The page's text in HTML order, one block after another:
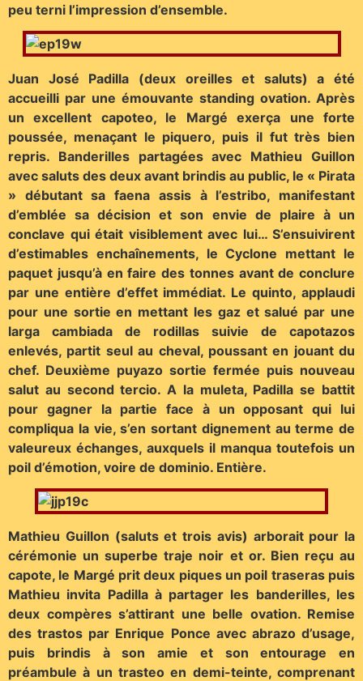
peu terni l’impression d’ensemble.
Juan José Padilla (deux oreilles et saluts) a été
accueilli par une émouvante standing ovation. Après
un excellent capoteo, le Margé exerça une forte
poussée, menaçant le piquero, puis il fut très bien
repris. Banderilles partagées avec Mathieu Guillon
avec saluts des deux avant brindis au public, le « Pirata
» débutant sa faena assis à l’estribo, manifestant
d’emblée sa décision et son envie de plaire à un
conclave qui était visiblement avec lui… S’ensuivirent
d’estimables enchaînements, le Cyclone mettant le
paquet jusqu’à en faire des tonnes avant de conclure
par une entière d’effet immédiat. Le quinto, applaudi
pour une sortie en mettant les gaz et salué par une
larga cambiada de rodillas suivie de capotazos
enlevés, partit seul au cheval, poussant en jouant du
chef. Deuxième puyazo sortie fermée puis nouveau
salut au second tercio. A la muleta, Padilla se battit
pour gagner la partie face à un opposant qui lui
compliqua la vie, s’en sortant dignement au terme de
valeureux échanges, auxquels il manqua toutefois un
poil d’émotion, voire de dominio. Entière.
Mathieu Guillon (saluts et trois avis) arborait pour la
cérémonie un superbe traje noir et or. Bien reçu au
capote, le Margé prit deux piques un poil traseras puis
Mathieu invita Padilla à partager les banderilles, les
deux compères s’attirant une belle ovation. Remise
des trastos par Enrique Ponce avec abrazo d’usage,
puis brindis à son amie et son entourage en
préambule à un trasteo en demi-teinte, comprenant